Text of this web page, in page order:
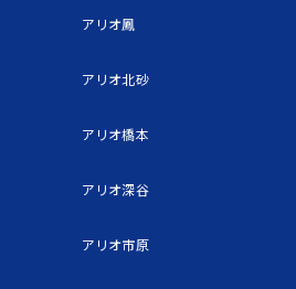
アリオ鳳
アリオ北砂
アリオ橋本
アリオ深谷
アリオ市原